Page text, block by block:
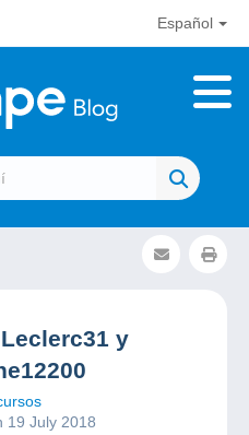
Español
y
19 July 2018